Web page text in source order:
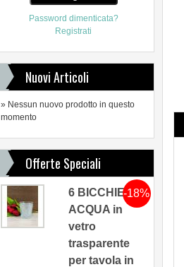
Password dimenticata?
Registrati
Nuovi Articoli
» Nessun nuovo prodotto in questo
momento
Offerte Speciali
-18%
6 BICCHIERI
ACQUA in
vetro
trasparente
per tavola in